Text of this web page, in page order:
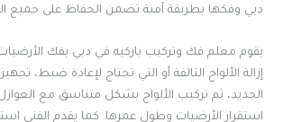
دبي وفكها بطريقة آمنة تضمن الحفاظ على جميع
يقوم معلم فك وتركيب باركيه في دبي بفك الأرضيات
إزالة الألواح التالفة أو التي تحتاج لإعادة ضبط،
الجديد، ثم تركيب الألواح بشكل متناسق مع
استقرار الأرضيات وطول عمرها. كما يقدم الفني